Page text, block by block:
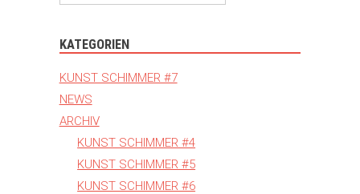
KATEGORIEN
KUNST SCHIMMER #7
NEWS
ARCHIV
KUNST SCHIMMER #4
KUNST SCHIMMER #5
KUNST SCHIMMER #6